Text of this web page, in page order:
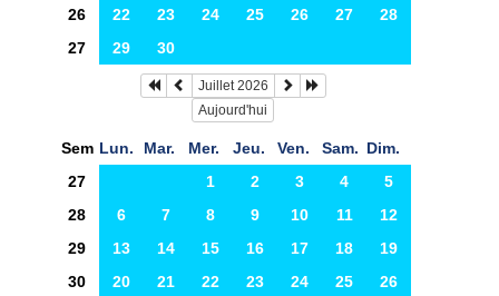
26
22 23 24 25 26 27
28
27
29 30
Juillet 2026
Aujourd'hui
Sem Lun. Mar. Mer. Jeu. Ven. Sam. Dim.
27
1 2 3 4
5
28
6 7 8 9 10 11
12
29
13 14 15 16 17 18
19
30
20 21 22 23 24 25
26